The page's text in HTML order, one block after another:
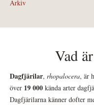
Arkiv
Vad
Dagfjärilar, rhopalocera, är
över 19 000 kända arter
Dagfjärilarna känner dofter